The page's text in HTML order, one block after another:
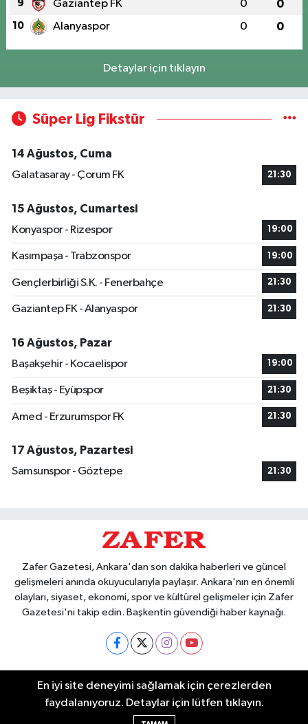
9 Gaziantep FK 0 0
10 Alanyaspor 0 0
Detaylar için tıklayın
Süper Lig Fikstür
14 Ağustos, Cuma
Galatasaray - Çorum FK
21:30
15 Ağustos, Cumartesi
Konyaspor - Rizespor
19:00
Kasımpaşa - Trabzonspor 19:00
Gençlerbirliği S.K. - Fenerbahçe 21:30
Gaziantep FK - Alanyaspor 21:30
16 Ağustos, Pazar
Başakşehir - Kocaelispor
19:00
Beşiktaş - Eyüpspor 21:30
Amed - Erzurumspor FK 21:30
17 Ağustos, Pazartesi
Samsunspor - Göztepe
21:30
Zafer Gazetesi, Ankara'dan son dakika haberleri ve güncel
gelişmeleri anında okuyucularıyla paylaşır. Ankara'nın en önemli
olayları, siyaset, ekonomi, spor ve kültürel gelişmeler için Zafer
Gazetesi'ni takip edin. Başkentin güvendiği haber kaynağı.
Nöbetçi Eczaneler
Hava Durumu
En iyi site deneyimi sağlamak için çerezlerden
faydalanıyoruz. Detaylar için lütfen tıklayın.